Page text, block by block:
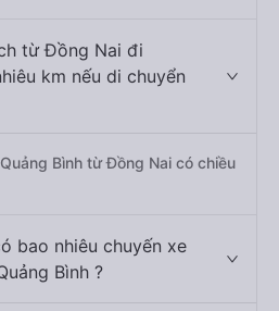
từ Đồng Nai đi
km nếu di chuyển
Bình từ Đồng Nai có chiều
bao nhiêu chuyến xe
Bình ?